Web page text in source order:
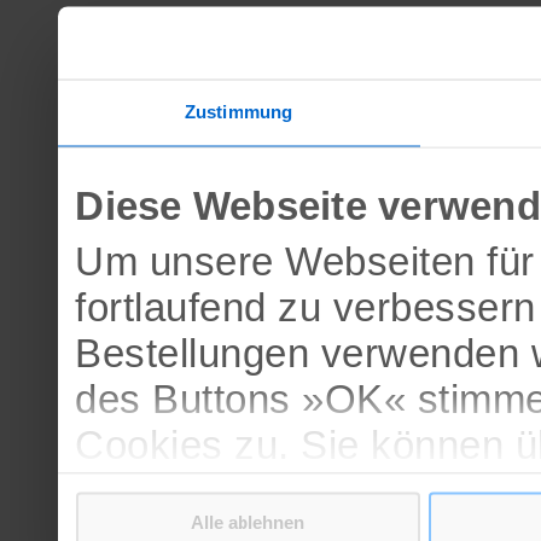
Zustimmung
Diese Webseite
Um unsere Webseiten
fortlaufend zu
Bestellungen
des Buttons »OK«
Cookies zu. Sie können
verschiedenen Cookies
Alle ablehnen